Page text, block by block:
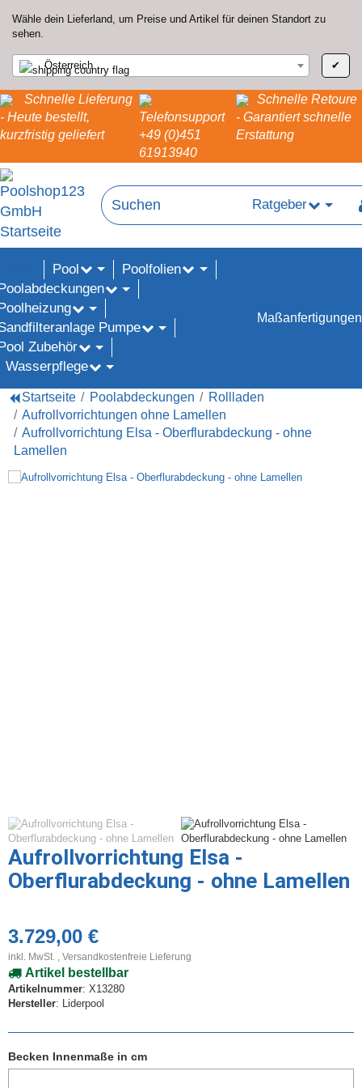
Wähle dein Lieferland, um Preise und Artikel für deinen Standort zu
sehen.
Österreich ✔
Schnelle Lieferung
- Heute bestellt,
kurzfristig geliefert
Telefonsupport
+49 (0)451
61913940
Schnelle Retoure
- Garantiert schnelle
Erstattung
Ratgeber
Pool
Poolfolien
Pumpe
Zubehör
Wasserpflege
Maßanfertigungen
Startseite Poolabdeckungen
Rollladen
Aufrollvorrichtungen ohne Lamellen
Aufrollvorrichtung Elsa - Oberflurabdeckung - ohne
Lamellen
Aufrollvorrichtung Elsa -
Oberflurabdeckung - ohne Lamellen
3.729,00 €
inkl. MwSt. , Versandkostenfreie Lieferung
Artikel bestellbar
Artikelnummer: X13280
Hersteller: Liderpool
Becken Innenmaße in cm